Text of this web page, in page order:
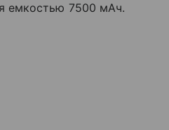
емкостью 7500 мАч.